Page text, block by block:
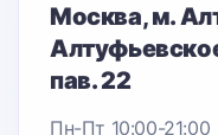
Москва, м.
пав. 22
Пн-Пт 10:00-21:00